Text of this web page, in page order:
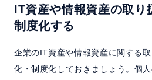
IT資産や情報資産の取り
制度化する
企業のIT資産や情報資産に関する
化・制度化しておきましょう。個